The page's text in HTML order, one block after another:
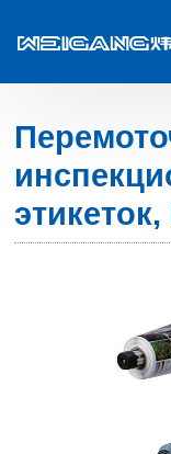
этикеток,